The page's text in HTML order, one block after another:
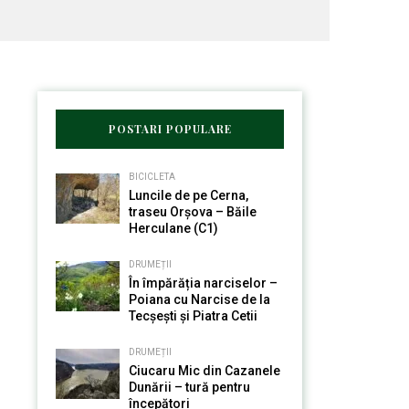
POSTARI POPULARE
BICICLETA
Luncile de pe Cerna,
traseu Orșova – Băile
Herculane (C1)
DRUMEȚII
În împărăția narciselor –
Poiana cu Narcise de la
Tecșești și Piatra Cetii
DRUMEȚII
Ciucaru Mic din Cazanele
Dunării – tură pentru
începători